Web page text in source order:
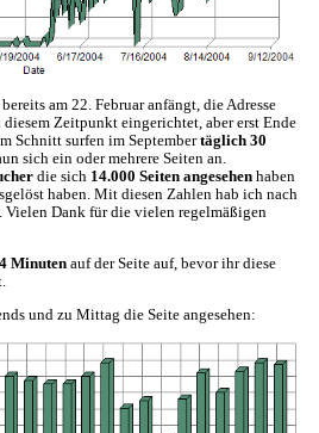
am 22. Februar anfängt, die Adresse
Zeitpunkt eingerichtet, aber erst Ende
Schnitt surfen im Septembertäglich 30
sich ein oder mehrere Seiten an.
die sich 14.000 Seiten angesehen haben
haben. Mit diesen Zahlen hab ich nach
Dank für die vielen regelmäßigen
Minuten auf der Seite auf, bevor ihr diese
und zu Mittag die Seite angesehen: